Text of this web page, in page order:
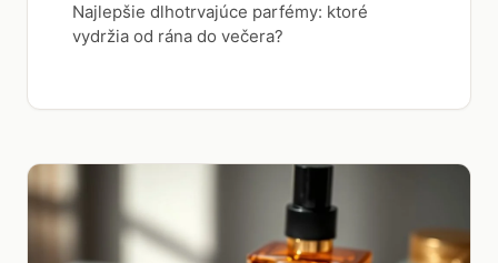
Najlepšie dlhotrvajúce parfémy: ktoré
vydržia od rána do večera?